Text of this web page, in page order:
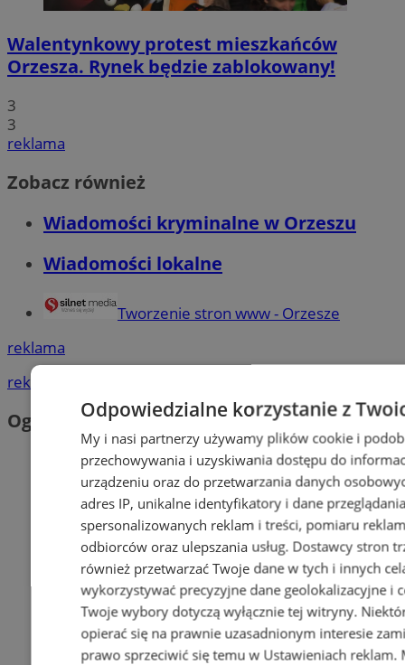
Walentynkowy protest mieszkańców
Orzesza. Rynek będzie zablokowany!
3
3
reklama
Zobacz również
Wiadomości kryminalne w Orzeszu
Wiadomości lokalne
Tworzenie stron www - Orzesze
reklama
reklama
OgłoszeniaOdpowiedzialne korzystanie z
My i nasi partnerzy używamy plików cookie i
przechowywania i uzyskiwania dostępu do
urządzeniu oraz do przetwarzania danych
adres IP, unikalne identyfikatory i dane
spersonalizowanych reklam i treści, pomiaru
odbiorców oraz ulepszania usług. Dostawcy stron
również przetwarzać Twoje dane w tych i innych
wykorzystywać precyzyjne dane geolokalizacyjne i
Twoje wybory dotyczą wyłącznie tej witryny.
opierać się na prawnie uzasadnionym interesie
prawo sprzeciwić się temu w Ustawieniach reklam.